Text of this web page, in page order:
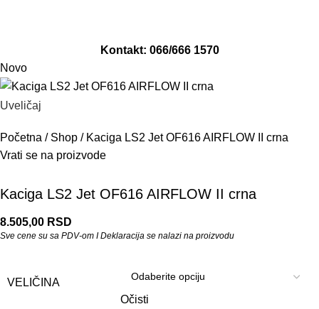
Kontakt: 066/666 1570
Novo
Uveličaj
Početna / Shop / Kaciga LS2 Jet OF616 AIRFLOW II crna
Vrati se na proizvode
Kaciga LS2 Jet OF616 AIRFLOW II crna
8.505,00 RSD
Sve cene su sa PDV-om I Deklaracija se nalazi na proizvodu
VELIČINA
Očisti